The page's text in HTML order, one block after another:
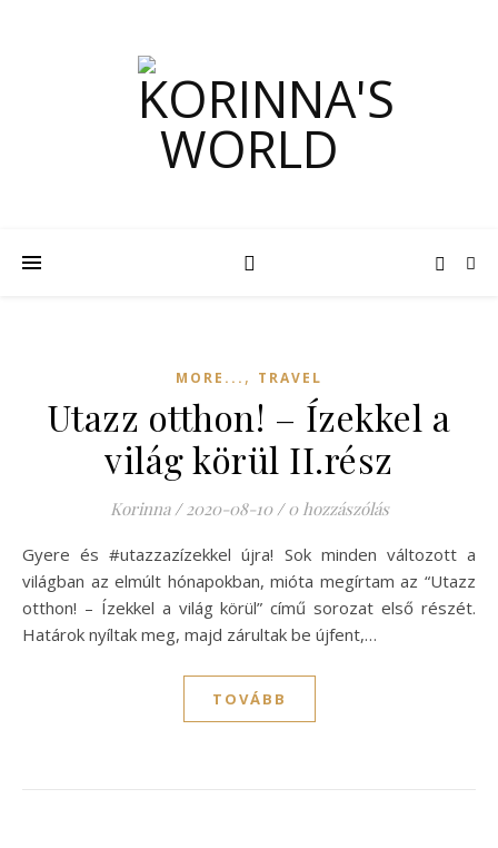
MORE... , TRAVEL
Utazz otthon! – Ízekkel a
világ körül II.rész
Korinna / 2020-08-10 / 0 hozzászólás
Gyere és #utazzazízekkel újra! Sok minden változott a
világban az elmúlt hónapokban, mióta megírtam az “Utazz
otthon! – Ízekkel a világ körül” című sorozat első részét.
Határok nyíltak meg, majd zárultak be újfent,…
TOVÁBB